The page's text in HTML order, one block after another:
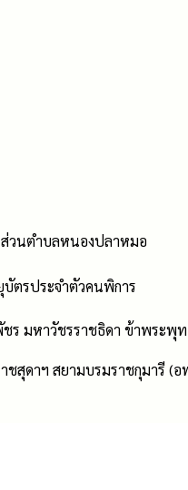
ส่วนตำบลหนองปลาหมอ
ตรประจำตัวคนพิการ
ร มหาวัชรราชธิดา ข้าพระพุ
ชสุดาฯ สยามบรมราชกุมารี (อ